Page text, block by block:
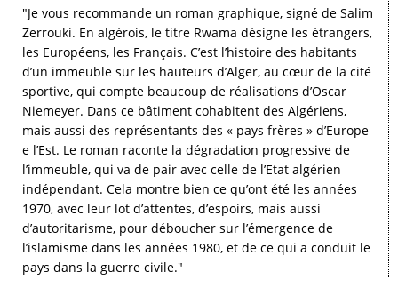
"Je vous recommande un roman graphique, signé de Salim
Zerrouki. En algérois, le titre Rwama désigne les étrangers,
les Européens, les Français. C’est l’histoire des habitants
d’un immeuble sur les hauteurs d’Alger, au cœur de la cité
sportive, qui compte beaucoup de réalisations d’Oscar
Niemeyer. Dans ce bâtiment cohabitent des Algériens,
mais aussi des représentants des « pays frères » d’Europe
e l’Est. Le roman raconte la dégradation progressive de
l’immeuble, qui va de pair avec celle de l’Etat algérien
indépendant. Cela montre bien ce qu’ont été les années
1970, avec leur lot d’attentes, d’espoirs, mais aussi
d’autoritarisme, pour déboucher sur l’émergence de
l’islamisme dans les années 1980, et de ce qui a conduit le
pays dans la guerre civile."